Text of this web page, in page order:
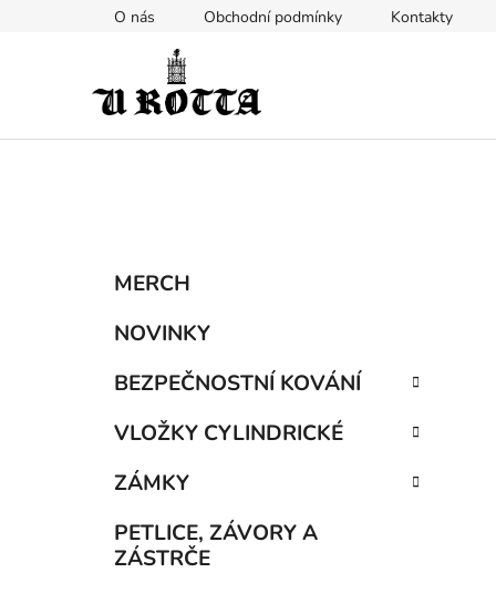
O nás Obchodní podmínky Kontakty
Přeskočit
kategorie
MERCH
NOVINKY
BEZPEČNOSTNÍ KOVÁNÍ
VLOŽKY CYLINDRICKÉ
ZÁMKY
PETLICE, ZÁVORY A
ZÁSTRČE